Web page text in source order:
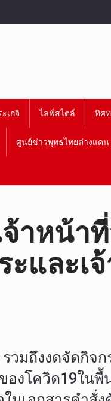
เกจิ ไลฟ์สไตล์ ทิศ
ศูนย์ข่าวพุทธไทยต่างแดน
จ้าหน้า
ะและเ
วมถึงงดจัดกิจก
องโควิด19ในพื้